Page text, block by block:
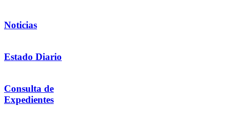
Noticias
Estado Diario
Consulta de
Expedientes